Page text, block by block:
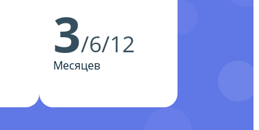
3/6/12
Месяцев